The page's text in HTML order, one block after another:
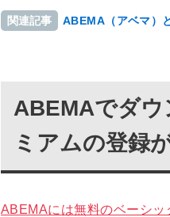
関連記事 ABEMA（アベマ）
ABEMAでダ
ミアムの登録
ABEMAには無料のベーシッ